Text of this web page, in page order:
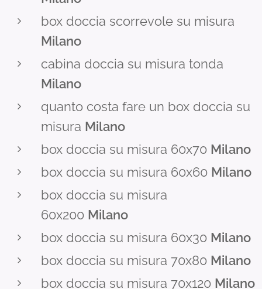
box doccia scorrevole su misura
Milano
cabina doccia su misura tonda
Milano
quanto costa fare un box doccia su
misura Milano
box doccia su misura 60x70 Milano
box doccia su misura 60x60 Milano
box doccia su misura
60x200 Milano
box doccia su misura 60x30 Milano
box doccia su misura 70x80 Milano
box doccia su misura 70x120 Milano